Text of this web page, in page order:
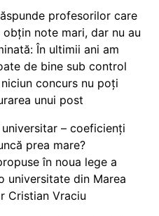
profesorilor care
note mari, dar nu au
În ultimii ani am
de bine sub control
concurs nu poți
unui post
– coeficienți
prea mare?
în noua lege a
universitate din Marea
Cristian Vraciu